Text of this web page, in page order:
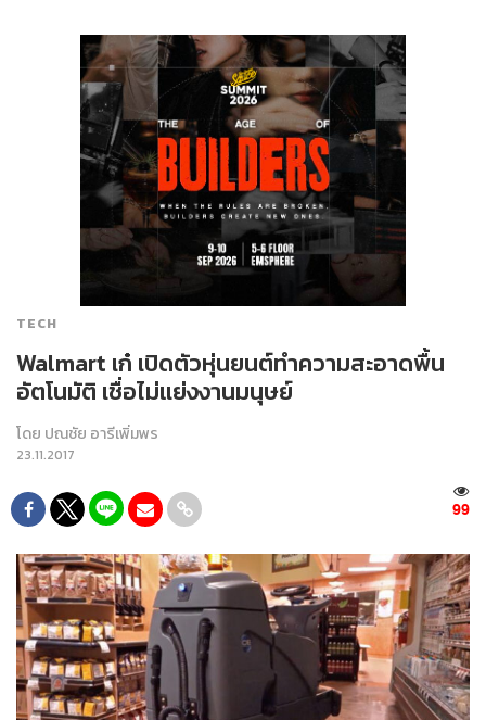
TECH
Walmart เก๋ เปิดตัวหุ่นยนต์ทำความสะอาดพื้น
อัตโนมัติ เชื่อไม่แย่งงานมนุษย์
โดย ปณชัย อารีเพิ่มพร
23.11.2017
99